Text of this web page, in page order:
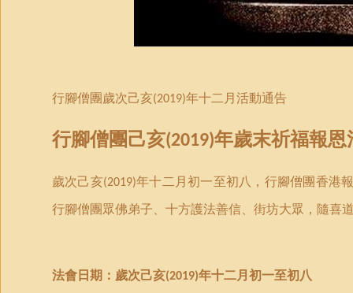
行腳僧團歲次己亥(2019)年十二月活動通告
行腳僧團己亥(2019)年歲末祈福報恩
歲次己亥(2019)年十二月初一至初八， 行腳僧團香港
行腳僧團眾佛弟子、 十方護法善信、 街坊大眾 ， 隨喜
法會日期： 歲次己亥(2019)年十二月初一至初八